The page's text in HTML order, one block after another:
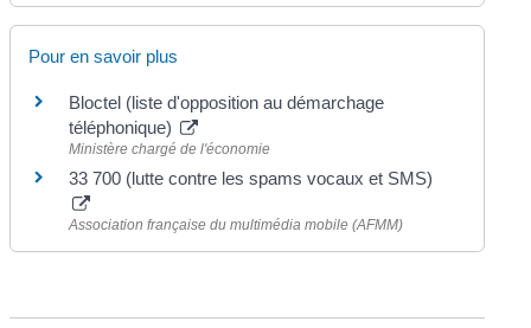
Pour en savoir plus
Bloctel (liste d'opposition au démarchage
téléphonique)
Ministère chargé de l'économie
33 700 (lutte contre les spams vocaux et SMS)
Association française du multimédia mobile (AFMM)